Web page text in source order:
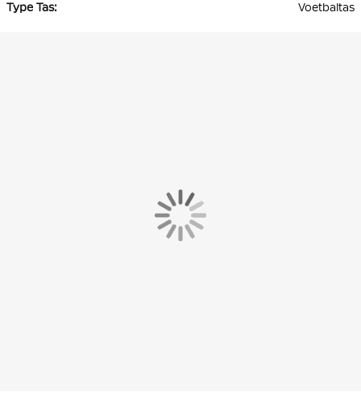
Voetbaltas